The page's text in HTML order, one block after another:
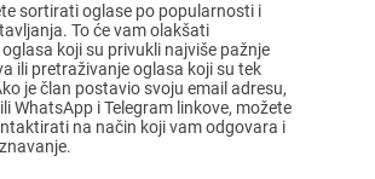
sortirati oglase po popularnosti i
To će vam olakšati
koji su privukli najviše pažnje
ili pretraživanje oglasa koji su tek
je član postavio svoju email adresu,
WhatsApp i Telegram linkove, možete
na način koji vam odgovara i